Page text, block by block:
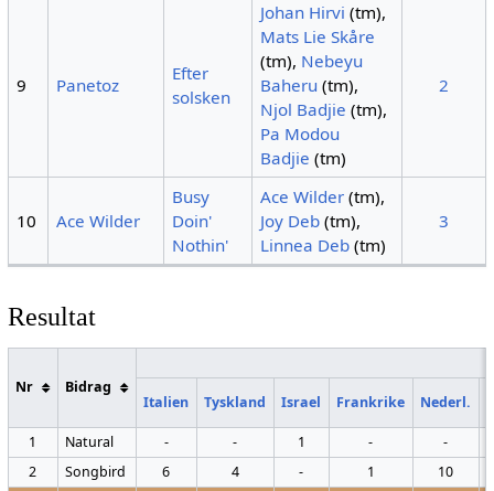
9 Panetoz
Efter
solsken
Johan Hirvi (tm),
Mats Lie Skåre
(tm), Nebeyu
Baheru (tm),
Njol Badjie (tm),
Pa Modou
Badjie (tm)
2
10 Ace Wilder
Busy
Doin'
Nothin'
Ace Wilder (tm),
Joy Deb (tm),
Linnea Deb (tm)
3
Resultat
Nr
Bidrag
Italien
Tyskland Israel Frankrike Nederl.
1 Natural - - 1 -
-
2
Songbird 6 4 - 1 10